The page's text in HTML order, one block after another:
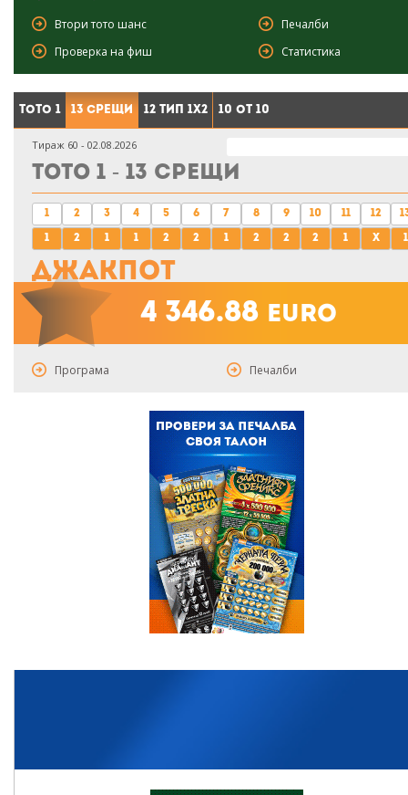
Втори тото шанс
Печалби
Проверка на фиш
Статистика
Тото 1 13 срещи 12 тип 1X2 10 от 10
Тираж 60 - 02.08.2026
Тото 1 - 13 срещи
1
1
2
2
3
1
4
1
5
2
6
2
7
1
8
2
9
2
10
2
11
1
12
x 1
Джакпот
4 346.88 euro
Програма Печалби